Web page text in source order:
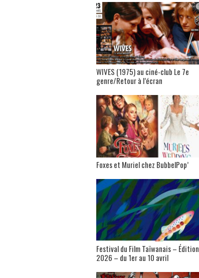
WIVES (1975) au ciné-club Le 7e
genre/Retour à l’écran
Foxes et Muriel chez BubbelPop’
Festival du Film Taïwanais – Édition
2026 – du 1er au 10 avril